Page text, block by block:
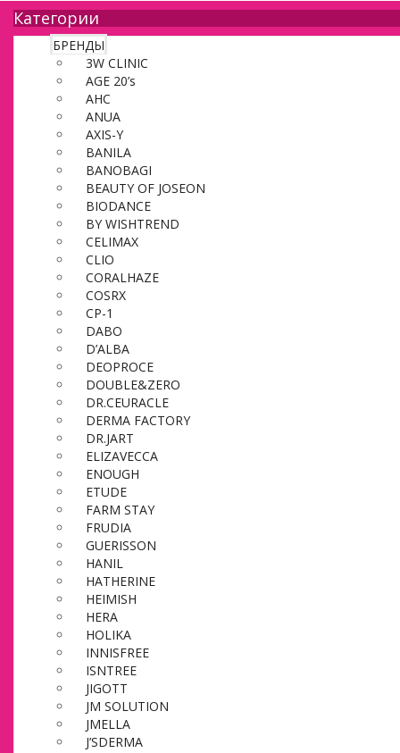
Категории
БРЕНДЫ
3W CLINIC
AGE 20’s
AHC
ANUA
AXIS-Y
BANILA
BANOBAGI
BEAUTY OF JOSEON
BIODANCE
BY WISHTREND
CELIMAX
CLIO
CORALHAZE
COSRX
CP-1
DABO
D’ALBA
DEOPROCE
DOUBLE&ZERO
DR.CEURACLE
DERMA FACTORY
DR.JART
ELIZAVECCA
ENOUGH
ETUDE
FARM STAY
FRUDIA
GUERISSON
HANIL
HATHERINE
HEIMISH
HERA
HOLIKA
INNISFREE
ISNTREE
JIGOTT
JM SOLUTION
JMELLA
J’SDERMA